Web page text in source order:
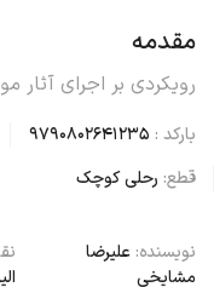
مقدمه
رویکردی بر اجرای
بارکد : 9790802641235
قطع: رحلی کوچک
نویسنده: علیرضا
مشایخی